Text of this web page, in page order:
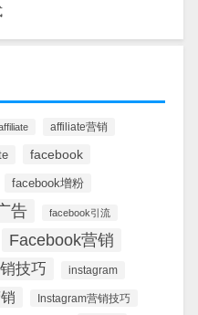
affiliate营销
facebook
facebook增粉
告 facebook引流
Facebook营销
技巧 instagram
Instagram营销技巧